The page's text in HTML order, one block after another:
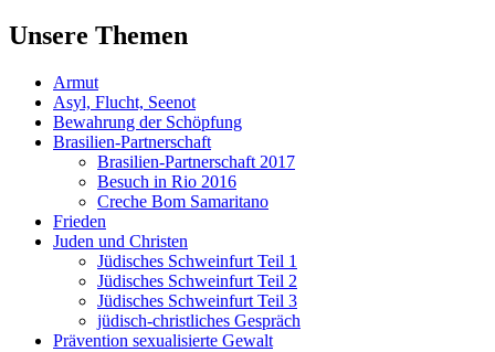
Unsere Themen
Armut
Asyl, Flucht, Seenot
Bewahrung der Schöpfung
Brasilien-Partnerschaft
Brasilien-Partnerschaft 2017
Besuch in Rio 2016
Creche Bom Samaritano
Frieden
Juden und Christen
Jüdisches Schweinfurt Teil 1
Jüdisches Schweinfurt Teil 2
Jüdisches Schweinfurt Teil 3
jüdisch-christliches Gespräch
Prävention sexualisierte Gewalt